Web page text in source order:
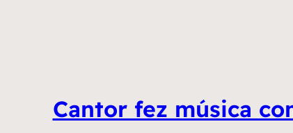
Cantor fez música